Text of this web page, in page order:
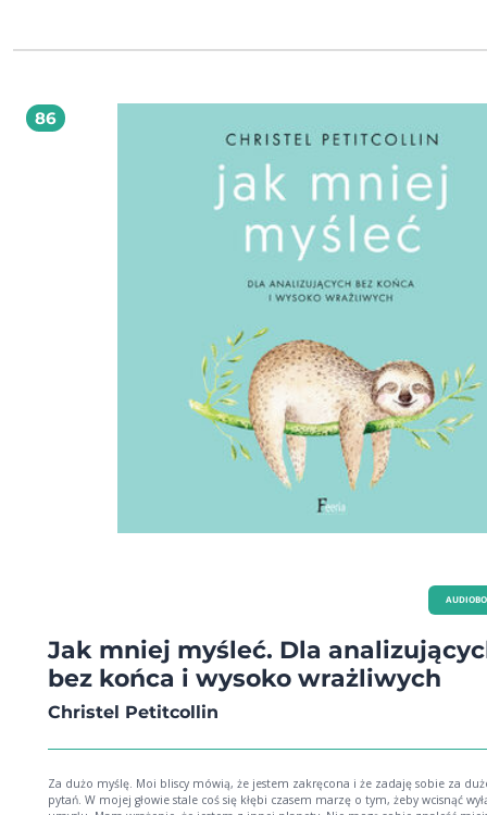
też przebudowy świata, w którym żyjemy.
86
Jak mniej myśleć. Dla
bez końca i wysoko wrażliwych
Christel Petitcollin
Za dużo myślę. Moi bliscy mówią, że jestem zakręcona i że zadaję sobie za dużo
pytań. W mojej głowie stale coś się kłębi czasem marzę o tym, żeby wcisnąć wyłącznik